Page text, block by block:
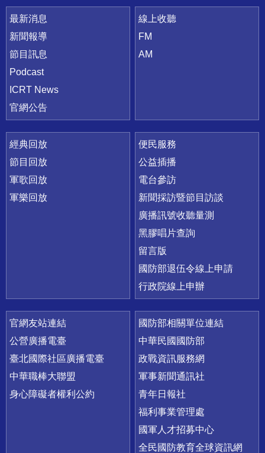
最新消息
新聞報導
節目訊息
Podcast
ICRT News
官網公告
線上收聽
FM
AM
經典回放
節目回放
軍歌回放
軍樂回放
便民服務
公益插播
電台參訪
新聞採訪暨節目訪談
廣播訊號收聽量測
黑膠唱片查詢
留言版
國防部退伍令線上申請
行政院線上申辦
官網友站連結
公營廣播電臺
臺北國際社區廣播電臺
中華職棒大聯盟
身心障礙者權利公約
國防部相關單位連結
中華民國國防部
政戰資訊服務網
軍事新聞通訊社
青年日報社
福利事業管理處
國軍人才招募中心
全民國防教育全球資訊網